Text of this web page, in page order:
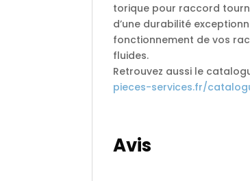
torique pour raccord
d’une durabilité
fonctionnement de vos
fluides.
Retrouvez aussi le
pieces-services.fr/
Avis